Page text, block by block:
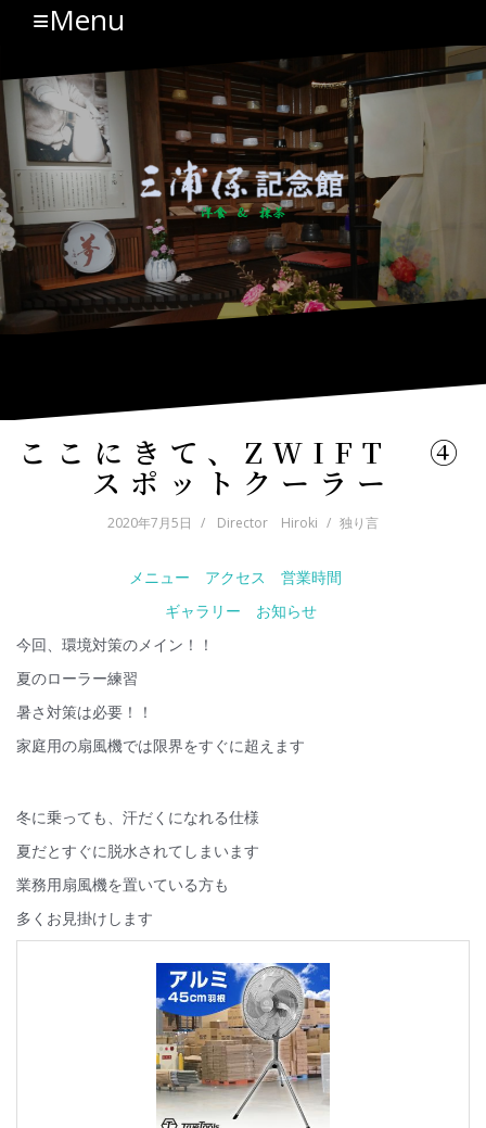
ン
ツ
へ
ス
キ
ッ
プ
≡Menu
ここにきて、ZWIFT ④
スポットクーラー
2020年7月5日 Director Hiroki 独り言
メニュー アクセス
営業時間
ギャラリー
お知らせ
今回、環境対策のメイン！！
夏のローラー練習
暑さ対策は必要！！
家庭用の扇風機では限界をすぐに超えます
冬に乗っても、汗だくになれる仕様
夏だとすぐに脱水されてしまいます
業務用扇風機を置いている方も
多くお見掛けします